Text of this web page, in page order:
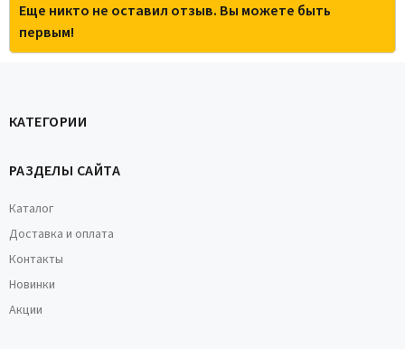
Еще никто не оставил отзыв. Вы можете быть
первым!
КАТЕГОРИИ
РАЗДЕЛЫ САЙТА
Каталог
Доставка и оплата
Контакты
Новинки
Акции